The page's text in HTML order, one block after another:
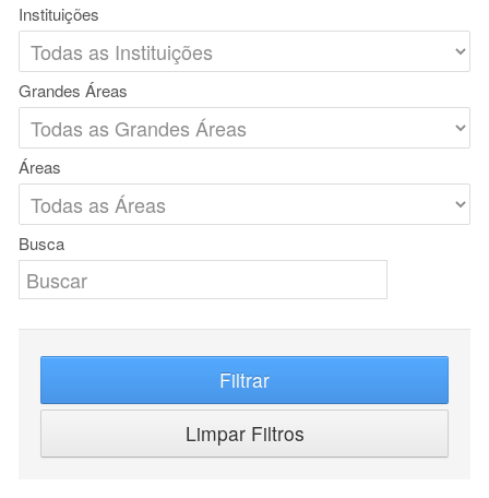
Instituições
Grandes Áreas
Áreas
Busca
Filtrar
Limpar Filtros